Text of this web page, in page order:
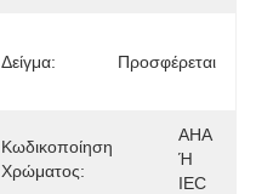
Δείγμα: Προσφέρεται
Κωδικοποίηση
Χρώματος:
AHA
Ή
IEC